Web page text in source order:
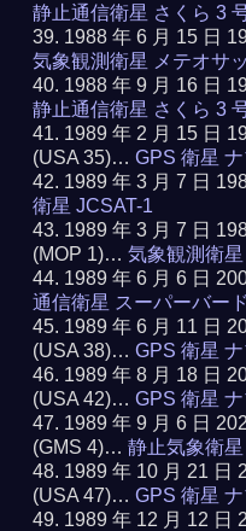
静止通信衛星 さくら 3
1988 年 6 月 15 日
気象観測衛星 メテオサ
1988 年 9 月 16 日
静止通信衛星 さくら 3
1989 年 2 月 15 日
(USA 35)…GPS 衛星
1989 年 3 月 7 日
衛星 JCSAT-1
1989 年 3 月 7 日
(MOP 1)…気象観測衛
1989 年 6 月 6 日
通信衛星 スーパーバー
1989 年 6 月 11 日
(USA 38)…GPS 衛星
1989 年 8 月 18 日
(USA 42)…GPS 衛星
1989 年 9 月 6 日
(GMS 4)…静止気象衛
1989 年 10 月 21 日
(USA 47)…GPS 衛星
1989 年 12 月 12 日